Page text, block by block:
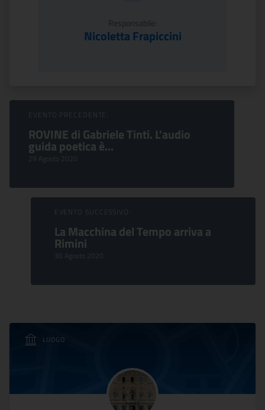
Responsabile:
Nicoletta Frapiccini
Sfoglia Eventi
EVENTO PRECEDENTE:
ROVINE di Gabriele Tinti. L'audio
guida poetica è...
29 Agosto 2020
EVENTO SUCCESSIVO:
La Macchina del Tempo arriva a
Rimini
30 Agosto 2020
LUOGO